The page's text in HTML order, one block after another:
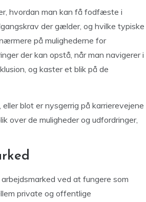
hvordan man kan få fodfæste i
der gælder, og hvilke typiske
på mulighederne for
der kan opstå, når man navigerer i
og kaster et blik på de
blot er nysgerrig på karrierevejene
over de muligheder og udfordringer,
ved at fungere som
private og offentlige